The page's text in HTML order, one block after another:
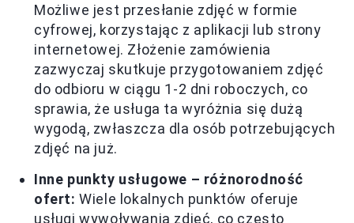
Możliwe jest przesłanie zdjęć w formie
cyfrowej, korzystając z aplikacji lub strony
internetowej. Złożenie zamówienia
zazwyczaj skutkuje przygotowaniem zdjęć
do odbioru w ciągu 1-2 dni roboczych, co
sprawia, że usługa ta wyróżnia się dużą
wygodą, zwłaszcza dla osób potrzebujących
zdjęć na już.
Inne punkty usługowe – różnorodność
ofert: Wiele lokalnych punktów oferuje
usługi wywoływania zdjęć, co często